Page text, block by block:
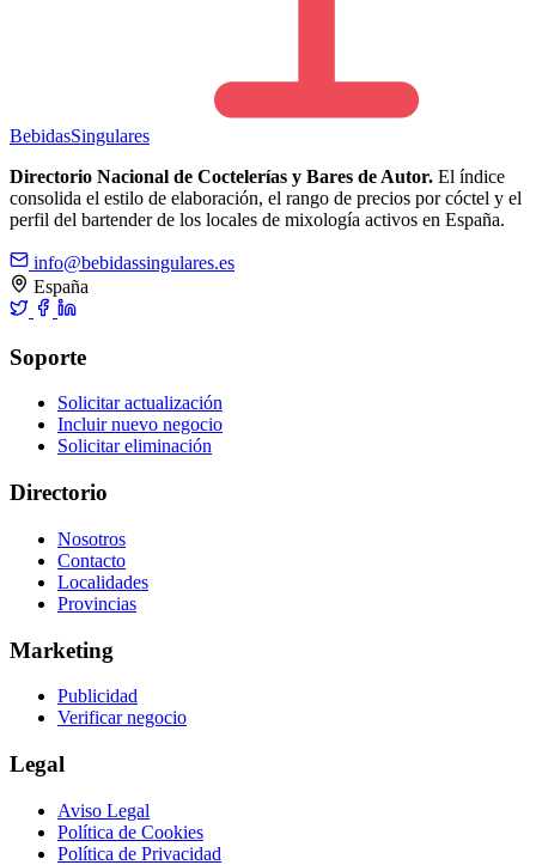
BebidasSingulares
Directorio Nacional de Coctelerías y Bares de Autor. El índice
consolida el estilo de elaboración, el rango de precios por cóctel y el
perfil del bartender de los locales de mixología activos en España.
info@bebidassingulares.es
España
Soporte
Solicitar actualización
Incluir nuevo negocio
Solicitar eliminación
Directorio
Nosotros
Contacto
Localidades
Provincias
Marketing
Publicidad
Verificar negocio
Legal
Aviso Legal
Política de Cookies
Política de Privacidad